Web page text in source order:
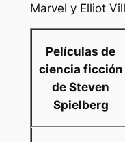
Marvel y Elliot
Películas de
ciencia ficción
de Steven
Spielberg